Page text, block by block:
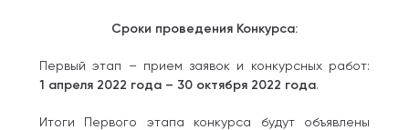
Сроки проведения Конкурса:
Первый этап – прием заявок и конкурсных работ:
1 апреля 2022 года – 30 октября 2022 года.
Итоги Первого этапа конкурса будут объявлены